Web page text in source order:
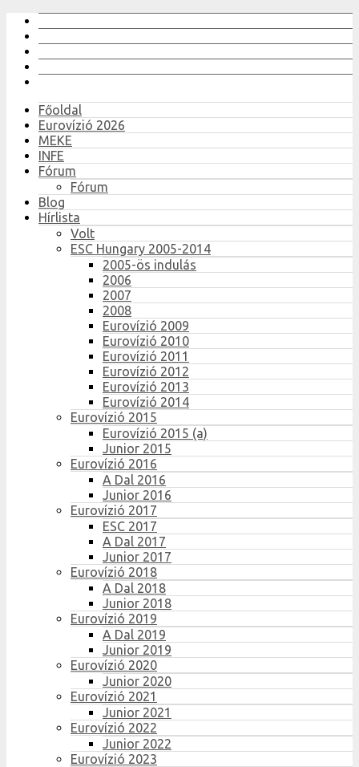
Főoldal
Eurovízió 2026
MEKE
INFE
Fórum
Fórum
Blog
Hírlista
Volt
ESC Hungary 2005-2014
2005-ös indulás
2006
2007
2008
Eurovízió 2009
Eurovízió 2010
Eurovízió 2011
Eurovízió 2012
Eurovízió 2013
Eurovízió 2014
Eurovízió 2015
Eurovízió 2015 (a)
Junior 2015
Eurovízió 2016
A Dal 2016
Junior 2016
Eurovízió 2017
ESC 2017
A Dal 2017
Junior 2017
Eurovízió 2018
A Dal 2018
Junior 2018
Eurovízió 2019
A Dal 2019
Junior 2019
Eurovízió 2020
Junior 2020
Eurovízió 2021
Junior 2021
Eurovízió 2022
Junior 2022
Eurovízió 2023